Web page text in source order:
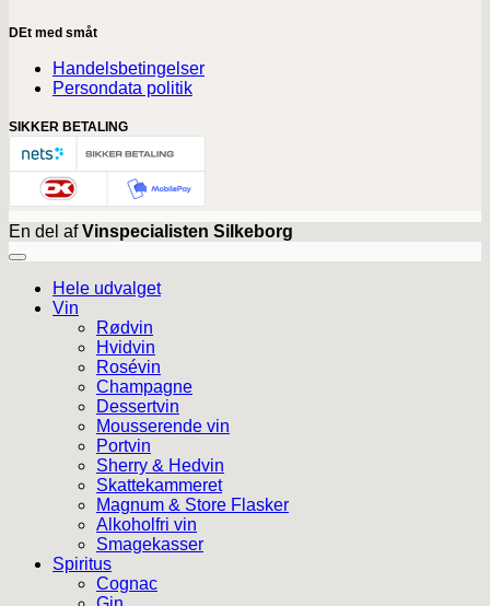
DEt med småt
Handelsbetingelser
Persondata politik
SIKKER BETALING
En del afVinspecialisten Silkeborg
Hele udvalget
Vin
Rødvin
Hvidvin
Rosévin
Champagne
Dessertvin
Mousserende vin
Portvin
Sherry & Hedvin
Skattekammeret
Magnum & Store Flasker
Alkoholfri vin
Smagekasser
Spiritus
Cognac